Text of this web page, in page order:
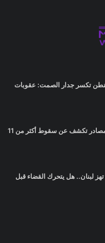
تكسر جدار الصمت: عقوبات
مجزرة في الجنوب: مصادر تكشف عن سقوط أكثر من 11
لبنان.. هل يتحرك القضاء قبل